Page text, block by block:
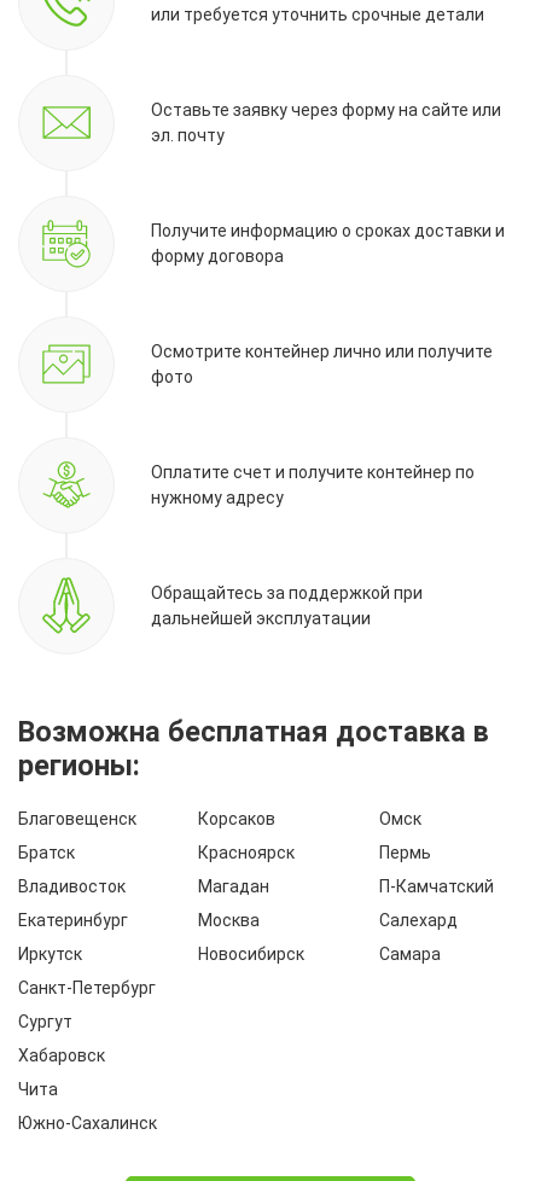
или требуется уточнить срочные детали
Оставьте заявку через форму на сайте или
эл. почту
Получите информацию о сроках доставки и
форму договора
Осмотрите контейнер лично или получите
фото
Оплатите счет и получите контейнер по
нужному адресу
Обращайтесь за поддержкой при
дальнейшей эксплуатации
Возможна бесплатная доставка в
регионы:
Благовещенск
Братск
Владивосток
Екатеринбург
Иркутск
Корсаков
Красноярск
Магадан
Москва
Новосибирск
Омск
Пермь
П-Камчатский
Салехард
Самара
Санкт-Петербург
Сургут
Хабаровск
Чита
Южно-Сахалинск